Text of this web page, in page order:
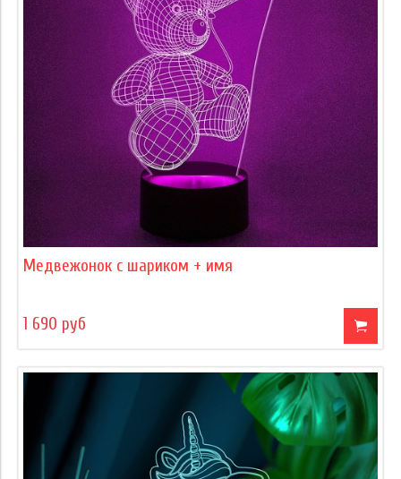
Медвежонок с шариком + имя
1 690 руб